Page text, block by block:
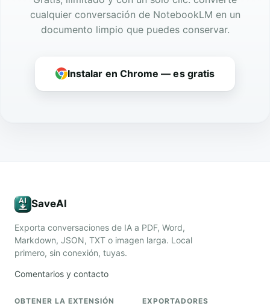
cualquier conversación de NotebookLM en un
documento limpio que puedes conservar.
Instalar en Chrome — es gratis
SaveAI
Exporta conversaciones de IA a PDF, Word,
Markdown, JSON, TXT o imagen larga. Local
primero, sin conexión, tuyas.
Comentarios y contacto
OBTENER LA EXTENSIÓN EXPORTADORES